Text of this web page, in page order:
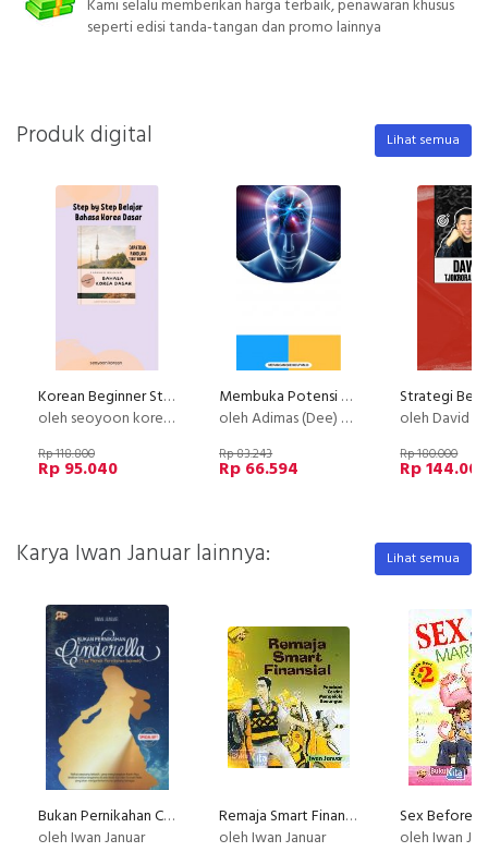
Kami selalu memberikan harga terbaik, penawaran khusus
seperti edisi tanda-tangan dan promo lainnya
Produk digital Lihat semua
Korean Beginner Step by step Belajar Bahasa Korea Dasar
oleh seoyoon korean
Rp 118.800
Rp 95.040
Membuka Potensi Diri melalui Kelenjar Pineal
oleh Adimas (Dee) Wirajayanagara (Lesmana)
Rp 83.243
Rp 66.594
oleh David
Rp 180.000
Rp 144.000
Karya Iwan Januar lainnya: Lihat semua
Bukan Pernikahan Cinderella Edisi Baru
oleh Iwan Januar
Remaja Smart Finansial (Paduan Cerdas Mengelola Keuangan)
oleh Iwan Januar
oleh Iwan